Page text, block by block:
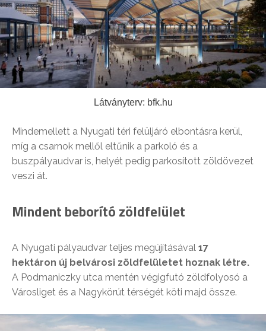
Látványterv: bfk.hu
Mindemellett a Nyugati téri felüljáró elbontásra kerül,
míg a csarnok mellől eltűnik a parkoló és a
buszpályaudvar is, helyét pedig parkosított zöldövezet
veszi át.
Mindent beborító zöldfelület
A Nyugati pályaudvar teljes megújításával 17
hektáron új belvárosi zöldfelületet hoznak létre.
A Podmaniczky utca mentén végigfutó zöldfolyosó a
Városliget és a Nagykörút térségét köti majd össze.